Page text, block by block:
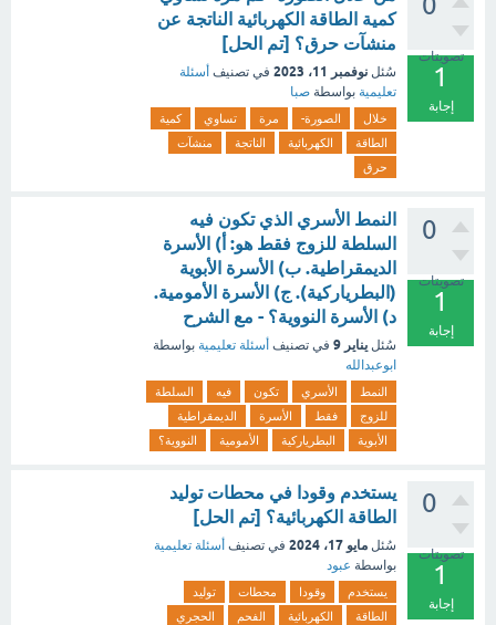
تصويتات
1
إجابة
كمية الطاقة الكهربائية الناتجة عن
منشآت حرق؟ [تم الحل]
سُئل نوفمبر 11، 2023 في تصنيف أسئلة
تعليمية بواسطة صبا
خلال الصورة- مرة تساوي
كمية
الطاقة
الكهربائية الناتجة
منشآت
حرق
0
تصويتات
1
إجابة
النمط الأسري الذي تكون فيه
السلطة للزوج فقط هو: أ) الأسرة
الديمقراطية. ب) الأسرة الأبوية
(البطرياركية). ج) الأسرة الأمومية.
د) الأسرة النووية؟ - مع الشرح
سُئل يناير 9 في تصنيف أسئلة تعليمية بواسطة
ابوعبدالله
النمط الأسري تكون فيه
السلطة
للزوج
فقط الأسرة
الديمقراطية
الأبوية
البطرياركية الأمومية النووية؟
0
تصويتات
1
إجابة
يستخدم وقودا في محطات توليد
الطاقة الكهربائية؟ [تم الحل]
سُئل مايو 17، 2024 في تصنيف أسئلة تعليمية
بواسطة عبود
يستخدم وقودا محطات
توليد
الطاقة
الكهربائية الفحم الحجري